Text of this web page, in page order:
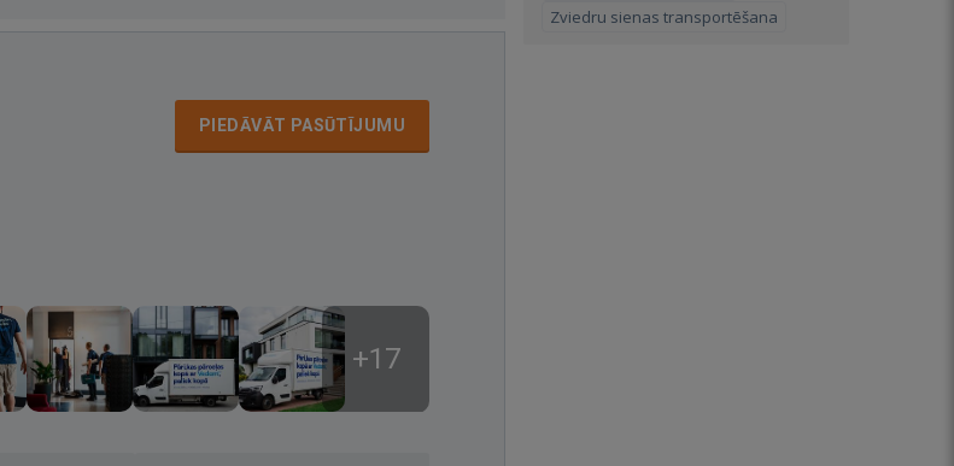
PIEDĀVĀT PASŪTĪJUMU
+17
Zviedru sienas transportēšana